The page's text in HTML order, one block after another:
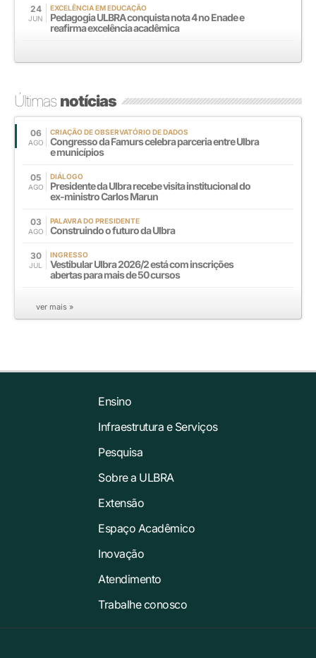
24
JUN
EXCELÊNCIA EM EDUCAÇÃO
Pedagogia ULBRA conquista nota 4 no Enade e
reafirma excelência acadêmica
Últimasnotícias
06
AGO
CRIAÇÃO DE OBSERVATÓRIO DE DADOS
Congresso da Famurs celebra parceria entre Ulbra
e municípios
05
AGO
DIÁLOGO
Presidente da Ulbra recebe visita institucional do
ex-ministro Carlos Marun
03
AGO
PALAVRA DO PRESIDENTE
Construindo o futuro da Ulbra
30
JUL
INGRESSO
Vestibular Ulbra 2026/2 está com inscrições
abertas para mais de 50 cursos
ver mais »
Ensino
Infraestrutura e Serviços
Pesquisa
Sobre a ULBRA
Extensão
Espaço Acadêmico
Inovação
Atendimento
Trabalhe conosco